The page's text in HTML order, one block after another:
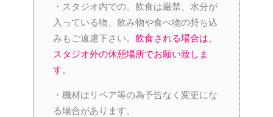
・スタジオ内での、飲食は厳禁、水分が
入っている物、飲み物や食べ物の持ち込
みもご遠慮下さい。 飲食される場合は、
スタジオ外の休憩場所でお願い致しま
す。
・機材はリペア等の為予告なく変更にな
る場合があります。